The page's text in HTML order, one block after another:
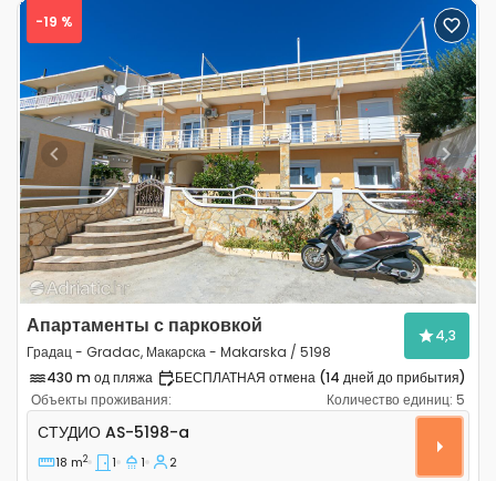
Previous Next
-19 %
Апартаменты с парковкой
Градац - Gradac, Макарска - Makarska / 5198
4,3
430 m од пляжа
БЕСПЛАТНАЯ отмена (14 дней до прибытия)
Объекты проживания:
Количество единиц: 5
Студио-апартаменты Градац - Gradac, Макарска -
СТУДИО AS-5198-a
18 m2 1 1 2